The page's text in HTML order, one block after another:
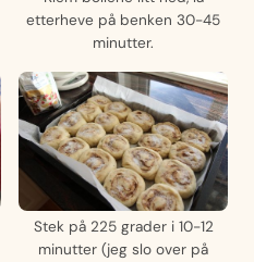
etterheve på benken 30-45
minutter.
Stek på 225 grader i 10-12
minutter (jeg slo over på